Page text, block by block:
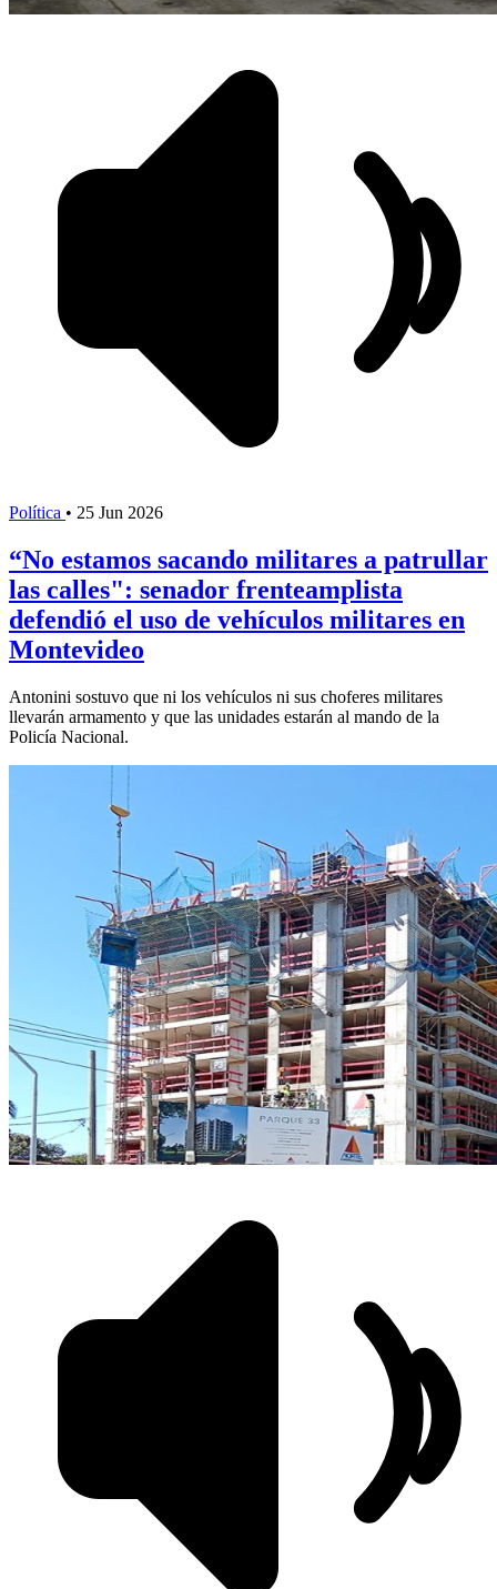
Política • 25 Jun 2026
“No estamos sacando militares a patrullar
las calles": senador frenteamplista
defendió el uso de vehículos militares en
Montevideo
Antonini sostuvo que ni los vehículos ni sus choferes militares
llevarán armamento y que las unidades estarán al mando de la
Policía Nacional.